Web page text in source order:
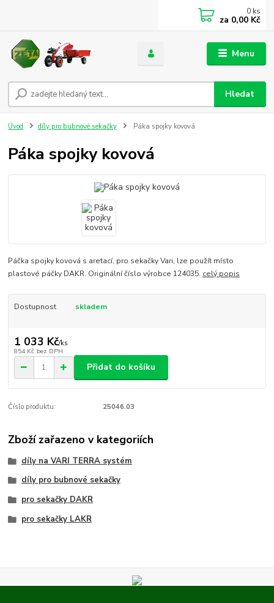
Menu
Hledat
0 ks
za 0,00 Kč
Úvod díly pro bubnové sekačky Páka spojky kovová
Páka spojky kovová
Páčka spojky kovová s aretací, pro sekačky Vari, lze použít místo
plastové páčky DAKR. Originální číslo výrobce 124035. celý popis
Dostupnost skladem
1 033 Kč/ks
854 Kč bez DPH
Přidat do košíku
Číslo produktu: 25046.03
Zboží zařazeno v kategoriích
díly na VARI TERRA systém
díly pro bubnové sekačky
pro sekačky DAKR
pro sekačky LAKR